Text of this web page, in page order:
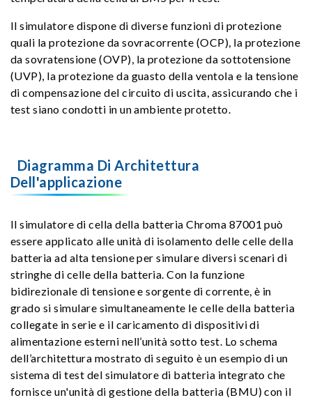
Il simulatore dispone di diverse funzioni di protezione
quali la protezione da sovracorrente (OCP), la protezione
da sovratensione (OVP), la protezione da sottotensione
(UVP), la protezione da guasto della ventola e la tensione
di compensazione del circuito di uscita, assicurando che i
test siano condotti in un ambiente protetto.
Diagramma Di Architettura
Dell'applicazione
Il simulatore di cella della batteria Chroma 87001 può
essere applicato alle unità di isolamento delle celle della
batteria ad alta tensione per simulare diversi scenari di
stringhe di celle della batteria. Con la funzione
bidirezionale di tensione e sorgente di corrente, è in
grado si simulare simultaneamente le celle della batteria
collegate in serie e il caricamento di dispositivi di
alimentazione esterni nell’unità sotto test. Lo schema
dell’architettura mostrato di seguito è un esempio di un
sistema di test del simulatore di batteria integrato che
fornisce un'unità di gestione della batteria (BMU) con il